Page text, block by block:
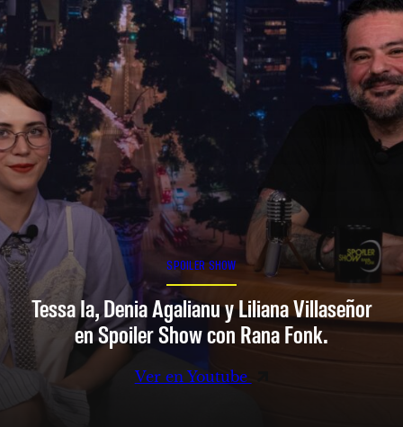
SPOILER SHOW
Tessa Ia, Denia Agalianu y Liliana Villaseñor
en Spoiler Show con Rana Fonk.
Ver en Youtube